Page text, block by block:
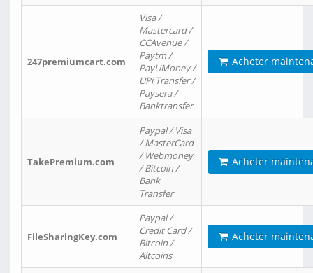
247premiumcart.com
Visa /
Mastercard /
CCAvenue /
Paytm /
PayUMoney /
UPi Transfer /
Paysera /
Banktransfer
Acheter
TakePremium.com
Paypal / Visa
/ MasterCard
/ Webmoney
/ Bitcoin /
Bank
Transfer
Acheter
FileSharingKey.com
Paypal /
Credit Card /
Bitcoin /
Altcoins
Acheter